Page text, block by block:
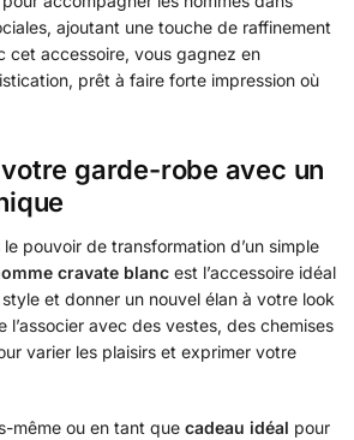
ajoutant une touche de raffinement
cet accessoire, vous gagnez en
prêt à faire forte impression où
garde-robe avec un
pouvoir de transformation d’un simple
cravate blanc est l’accessoire idéal
et donner un nouvel élan à votre look
l’associer avec des vestes, des chemises
varier les plaisirs et exprimer votre
même ou en tant que cadeau idéal pour